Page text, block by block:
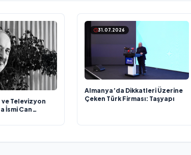
Televizyon
İsmi Can
31.07.2026
Almanya’da Dikkatleri Üzerine
Çeken Türk Firması: Taşyapı